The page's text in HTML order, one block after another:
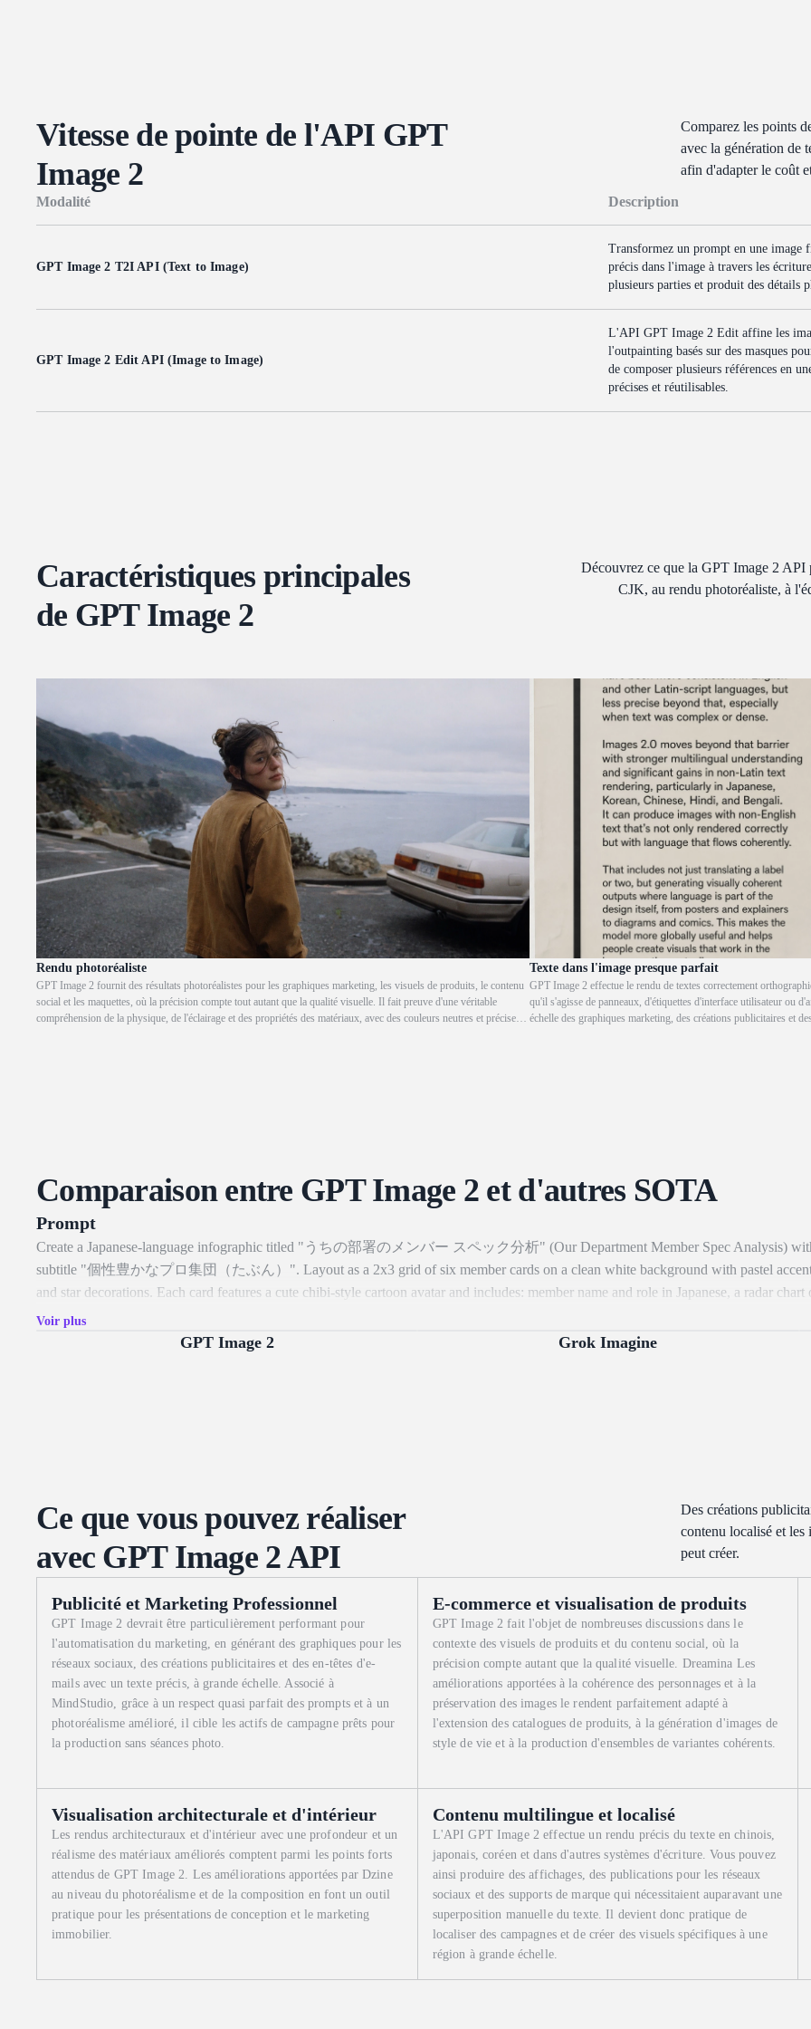
Vitesse de pointe de l'API GPT
Image 2
Comparez les points
avec la génération de
afin d'adapter le coût
Modalité Description
GPT Image 2 T2I API (Text to Image)
Transformez un prompt en une image
précis dans l'image à travers les
plusieurs parties et produit des détails
GPT Image 2 Edit API (Image to Image)
L'API GPT Image 2 Edit affine les
l'outpainting basés sur des masques
de composer plusieurs références en
précises et réutilisables.
Caractéristiques principales
de GPT Image 2
Découvrez ce que la GPT Image 2 API
CJK, au rendu photoréaliste, à
Rendu photoréaliste
GPT Image 2 fournit des résultats photoréalistes pour les graphiques marketing, les visuels de produits, le contenu
social et les maquettes, où la précision compte tout autant que la qualité visuelle. Il fait preuve d'une véritable
compréhension de la physique, de l'éclairage et des propriétés des matériaux, avec des couleurs neutres et précises à
Texte dans l'image presque parfait
GPT Image 2 effectue le rendu de textes correctement
qu'il s'agisse de panneaux, d'étiquettes d'interface utilisateur ou
échelle des graphiques marketing, des créations publicitaires et
Comparaison entre GPT Image 2 et d'autres SOTA
Prompt
Create a Japanese-language infographic titled "うちの部署のメンバー スペック分析" (Our Department Member Spec Analysis)
subtitle "個性豊かなプロ集団（たぶん）". Layout as a 2x3 grid of six member cards on a clean white background with pastel
and star decorations. Each card features a cute chibi-style cartoon avatar and includes: member name and role in Japanese, a radar chart
bar chart showing their stats, bullet-point strengths and weaknesses in Japanese. Add a summary section at the bottom with overall team
evaluation, a team compatibility graph placeholder, and a final takeaway note. Cheerful office illustration style, soft rounded UI elements,
Voir plus
GPT Image 2 Grok Imagine
Ce que vous pouvez réaliser
avec GPT Image 2 API
Des créations
contenu localisé et
peut créer.
Publicité et Marketing Professionnel
GPT Image 2 devrait être particulièrement performant pour
l'automatisation du marketing, en générant des graphiques pour les
réseaux sociaux, des créations publicitaires et des en-têtes d'e-
mails avec un texte précis, à grande échelle. Associé à
MindStudio, grâce à un respect quasi parfait des prompts et à un
photoréalisme amélioré, il cible les actifs de campagne prêts pour
la production sans séances photo.
E-commerce et visualisation de produits
GPT Image 2 fait l'objet de nombreuses discussions dans le
contexte des visuels de produits et du contenu social, où la
précision compte autant que la qualité visuelle. Dreamina Les
améliorations apportées à la cohérence des personnages et à la
préservation des images le rendent parfaitement adapté à
l'extension des catalogues de produits, à la génération d'images de
style de vie et à la production d'ensembles de variantes cohérents.
Visualisation architecturale et d'intérieur
Les rendus architecturaux et d'intérieur avec une profondeur et un
réalisme des matériaux améliorés comptent parmi les points forts
attendus de GPT Image 2. Les améliorations apportées par Dzine
au niveau du photoréalisme et de la composition en font un outil
pratique pour les présentations de conception et le marketing
immobilier.
Contenu multilingue et localisé
L'API GPT Image 2 effectue un rendu précis du texte en chinois,
japonais, coréen et dans d'autres systèmes d'écriture. Vous pouvez
ainsi produire des affichages, des publications pour les réseaux
sociaux et des supports de marque qui nécessitaient auparavant une
superposition manuelle du texte. Il devient donc pratique de
localiser des campagnes et de créer des visuels spécifiques à une
région à grande échelle.